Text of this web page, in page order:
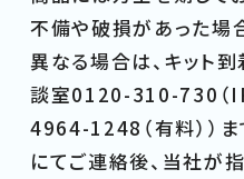
不備や破損があった場
異なる場合は、キット
談室0120-310-730
4964-1248（有料））
にてご連絡後、当社が